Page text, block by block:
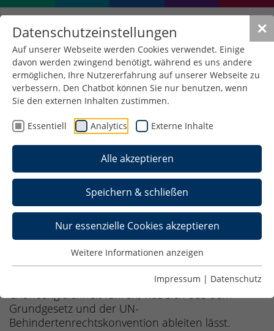
✕
Datenschutzeinstellungen
Auf unserer Webseite werden Cookies verwendet. Einige
davon werden zwingend benötigt, während es uns andere
ermöglichen, Ihre Nutzererfahrung auf unserer Webseite zu
verbessern. Den Chatbot können Sie nur benutzen, wenn
Sie den externen Inhalten zustimmen.
Essentiell Analytics Externe Inhalte
Alle akzeptieren
Speichern & schließen
Nur essenzielle Cookies akzeptieren
Weitere Informationen anzeigen
Impressum | Datenschutz
Nachteilsausgleich
Allgemeine Informationen zu
Nachteilsausgleichen
Bei gesundheitlichen Beeinträchtigungen während
des Studiums, kann es sein, dass Studierende
Schwierigkeiten bei der Organisation des Studiums
oder bei der Durchführung von Prüfungen
bekommen. In diesen Fällen haben Studierende
mit Beeinträchtigung die Möglichkeit, einen
Nachteilsausgleich zu beantragen. Auf diese Weise
wird eine chancengleiche Teilhabe am Studium
und an Prüfungen ermöglicht. Nachteilsausgleiche
stellen keine Bevorzugung dar, sondern sollen zu
Chancengleichheit führen, was sich aus dem
Grundgesetz und der UN-
Behindertenrechtskonvention ableiten lässt.